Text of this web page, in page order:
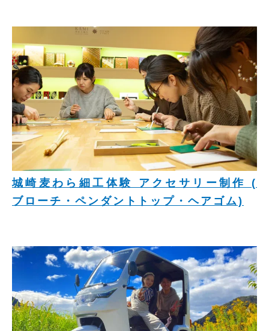
城崎麦わら細工体験 アクセサリー制作 (
ブローチ・ペンダントトップ・ヘアゴム)